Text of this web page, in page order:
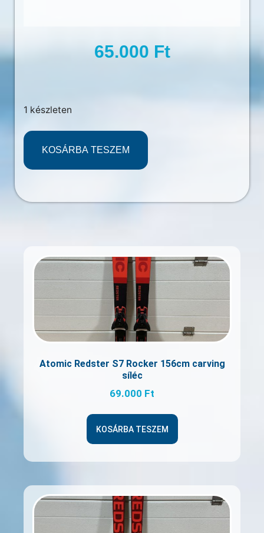
65.000 Ft
1 készleten
KOSÁRBA TESZEM
Atomic Redster S7 Rocker 156cm carving
síléc
69.000 Ft
KOSÁRBA TESZEM